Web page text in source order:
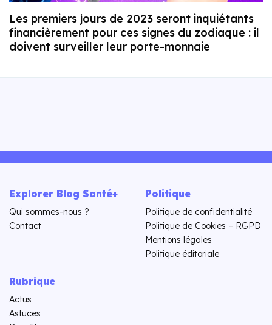
Les premiers jours de 2023 seront inquiétants
financièrement pour ces signes du zodiaque : il
doivent surveiller leur porte-monnaie
Explorer Blog Santé+
Qui sommes-nous ?
Contact
Politique
Politique de confidentialité
Politique de Cookies – RGPD
Mentions légales
Politique éditoriale
Rubrique
Actus
Astuces